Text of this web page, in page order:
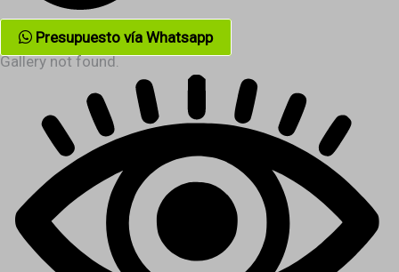
Presupuesto vía Whatsapp
Gallery not found.